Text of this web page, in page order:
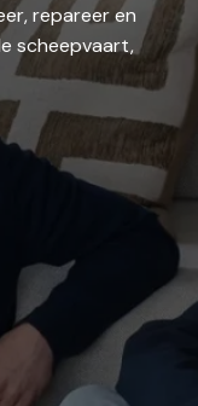
repareer en
scheepvaart,